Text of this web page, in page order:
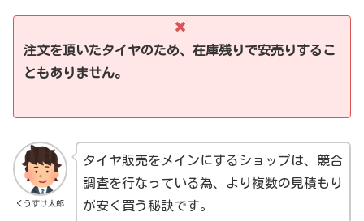
注文を頂いたタイヤのため、在庫残りで安売りするこ
ともありません。
くうすけ太郎
タイヤ販売をメインにするショップは、競合
調査を行なっている為、より複数の見積もり
が安く買う秘訣です。